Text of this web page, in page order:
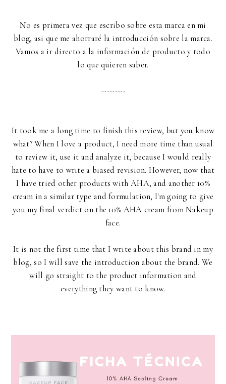
No es primera vez que escribo sobre esta marca en mi
blog, asi que me ahorraré la introducción sobre la marca.
Vamos a ir directo a la información de producto y todo
lo que quieren saber.
---------
It took me a long time to finish this review, but you know
what? When I love a product, I need more time than usual
to review it, use it and analyze it, because I would really
hate to have to write a biased revision. However, now that
I have tried other products with AHA, and another 10%
cream in a similar type and formulation, I'm going to give
you my final verdict on the 10% AHA cream from Nakeup
face.
It is not the first time that I write about this brand in my
blog, so I will save the introduction about the brand. We
will go straight to the product information and
everything they want to know.